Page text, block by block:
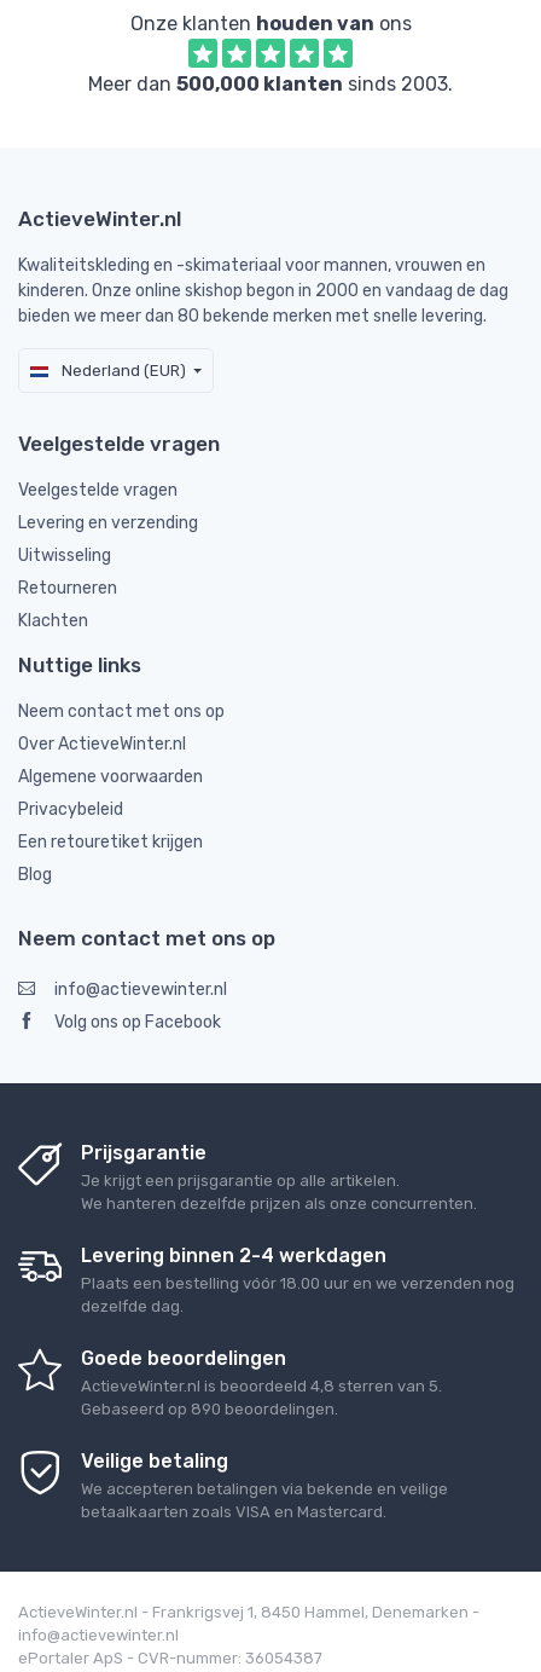
Onze klanten houden van ons
Meer dan 500,000 klanten sinds 2003.
ActieveWinter.nl
Kwaliteitskleding en -skimateriaal voor mannen, vrouwen en
kinderen. Onze online skishop begon in 2000 en vandaag de dag
bieden we meer dan 80 bekende merken met snelle levering.
Nederland (EUR)
Veelgestelde vragen
Veelgestelde vragen
Levering en verzending
Uitwisseling
Retourneren
Klachten
Nuttige links
Neem contact met ons op
Over ActieveWinter.nl
Algemene voorwaarden
Privacybeleid
Een retouretiket krijgen
Blog
Neem contact met ons op
info@actievewinter.nl
Volg ons op Facebook
Prijsgarantie
Je krijgt een prijsgarantie op alle artikelen.
We hanteren dezelfde prijzen als onze concurrenten.
Levering binnen 2-4 werkdagen
Plaats een bestelling vóór 18.00 uur en we verzenden nog
dezelfde dag.
Goede beoordelingen
ActieveWinter.nl is beoordeeld 4,8 sterren van 5
Gebaseerd op 890 beoordelingen.
Veilige betaling
We accepteren betalingen via bekende en veilige
betaalkaarten zoals VISA en Mastercard.
ActieveWinter.nl - Frankrigsvej 1, 8450 Hammel, Denemarken -
info@actievewinter.nl
ePortaler ApS - CVR-nummer: 36054387